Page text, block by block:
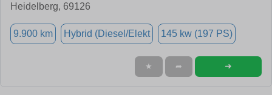
Heidelberg, 69126
9.900 km Hybrid (Diesel/Elekt 145 kw (197 PS)
★ ➦ ➜